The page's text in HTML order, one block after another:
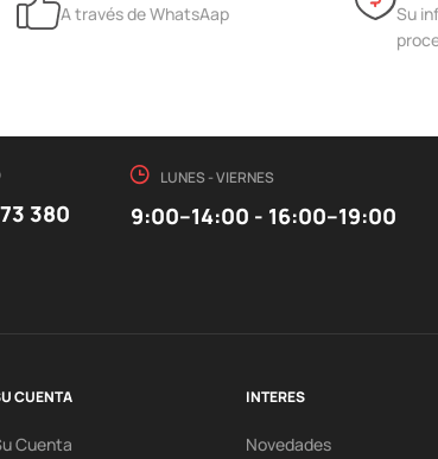
A través de WhatsAap
Su
380
LUNES - VIERNES
9:00–14:00 - 16:00–19:00
CUENTA
Cuenta
INTERES
Novedades